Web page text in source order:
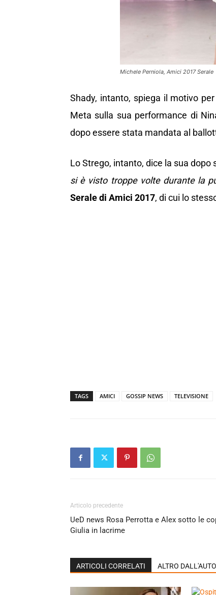
Michele Perniola, Amici 2017 Serale
Shady, intanto, spiega il motivo
Meta sulla sua performance di
dopo essere stata mandata al
Lo Strego, intanto, dice la sua dopo
si è visto troppe volte durante la
Serale di Amici 2017, di cui lo
TAGS AMICI GOSSIP NEWS TELEVISIONE
Articolo precedente
UeD news Rosa Perrotta e Alex sotto le
Giulia in lacrime
ARTICOLI CORRELATI ALTRO